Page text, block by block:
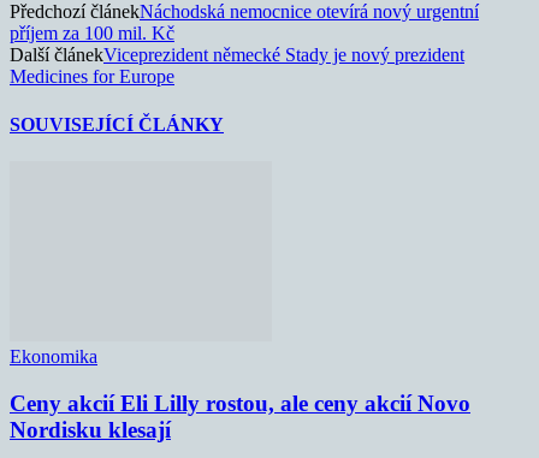
Předchozí článekNáchodská nemocnice otevírá nový urgentní
příjem za 100 mil. Kč
Další článekViceprezident německé Stady je nový prezident
Medicines for Europe
SOUVISEJÍCÍ ČLÁNKY
Ekonomika
Ceny akcií Eli Lilly rostou, ale ceny akcií Novo
Nordisku klesají